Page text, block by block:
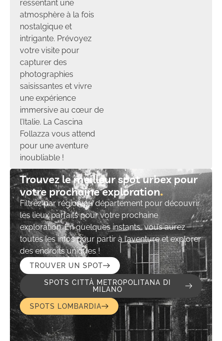
ressentant une
atmosphère à la fois
nostalgique et
intrigante. Prévoyez
votre visite pour
capturer des
photographies
saisissantes et vivre
une expérience
immersive au cœur de
l’Italie. La Cascina
Follazza vous attend
pour une aventure
inoubliable !
Trouvez le meilleur spot urbex pour
votre prochaine exploration​
Filtrez par région ou département pour découvrir
les lieux parfaits pour votre prochaine
exploration. En quelques instants, vous aurez
toutes les infos pour partir à l’aventure et explorer
des endroits uniques !
TROUVER UN SPOT
SPOTS CITTÀ METROPOLITANA DI
MILANO
SPOTS LOMBARDIA